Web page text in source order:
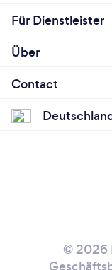
Für Dienstleister
Über
Contact
© 2026